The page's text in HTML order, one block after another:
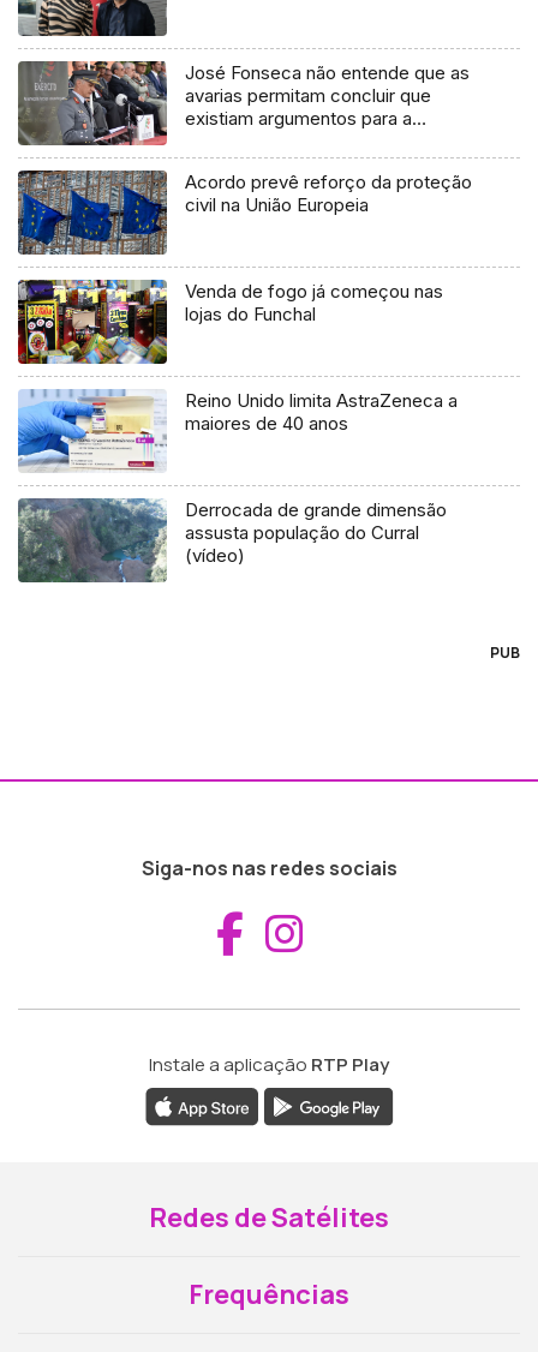
José Fonseca não entende que as
avarias permitam concluir que
existiam argumentos para a
Acordo prevê reforço da proteção
civil na União Europeia
Venda de fogo já começou nas
lojas do Funchal
Reino Unido limita AstraZeneca a
maiores de 40 anos
Derrocada de grande dimensão
assusta população do Curral
(vídeo)
PUB
Siga-nos nas redes sociais
Aceder ao
Instale a aplicação RTP Play
Redes de Satélites
Frequências